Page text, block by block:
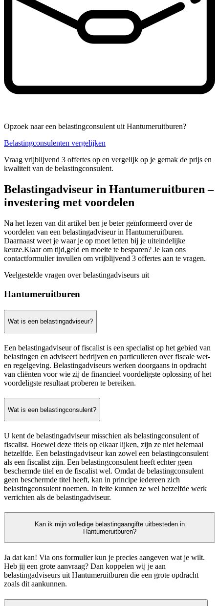
Opzoek naar een belastingconsulent uit Hantumeruitburen?
Belastingconsulenten vergelijken
Vraag vrijblijvend 3 offertes op en vergelijk op je gemak de prijs en
kwaliteit van de belastingconsulent.
Belastingadviseur in Hantumeruitburen –
investering met voordelen
Na het lezen van dit artikel ben je beter geïnformeerd over de
voordelen van een belastingadviseur in Hantumeruitburen.
Daarnaast weet je waar je op moet letten bij je uiteindelijke
keuze.Klaar om tijd,geld en moeite te besparen? Je kan ons
contactformulier invullen om vrijblijvend 3 offertes aan te vragen.
Veelgestelde vragen over belastingadviseurs uit
Hantumeruitburen
Wat is een belastingadviseur?
Een belastingadviseur of fiscalist is een specialist op het gebied van
belastingen en adviseert bedrijven en particulieren over fiscale wet-
en regelgeving. Belastingadviseurs werken doorgaans in opdracht
van cliënten voor wie zij de financieel voordeligste oplossing of het
voordeligste resultaat proberen te bereiken.
Wat is een belastingconsulent?
U kent de belastingadviseur misschien als belastingconsulent of
fiscalist. Hoewel deze titels op elkaar lijken, zijn ze niet helemaal
hetzelfde. Een belastingadviseur kan zowel een belastingconsulent
als een fiscalist zijn. Een belastingconsulent heeft echter geen
beschermde titel en de fiscalist wel. Omdat de belastingconsulent
geen beschermde titel heeft, kan in principe iedereen zich
belastingconsulent noemen. In feite kunnen ze wel hetzelfde werk
verrichten als de belastingadviseur.
Kan ik mijn volledige belastingaangifte uitbesteden in
Hantumeruitburen?
Ja dat kan! Via ons formulier kun je precies aangeven wat je wilt.
Heb jij een grote aanvraag? Dan koppelen wij je aan
belastingadviseurs uit Hantumeruitburen die een grote opdracht
zoals dit aankunnen.